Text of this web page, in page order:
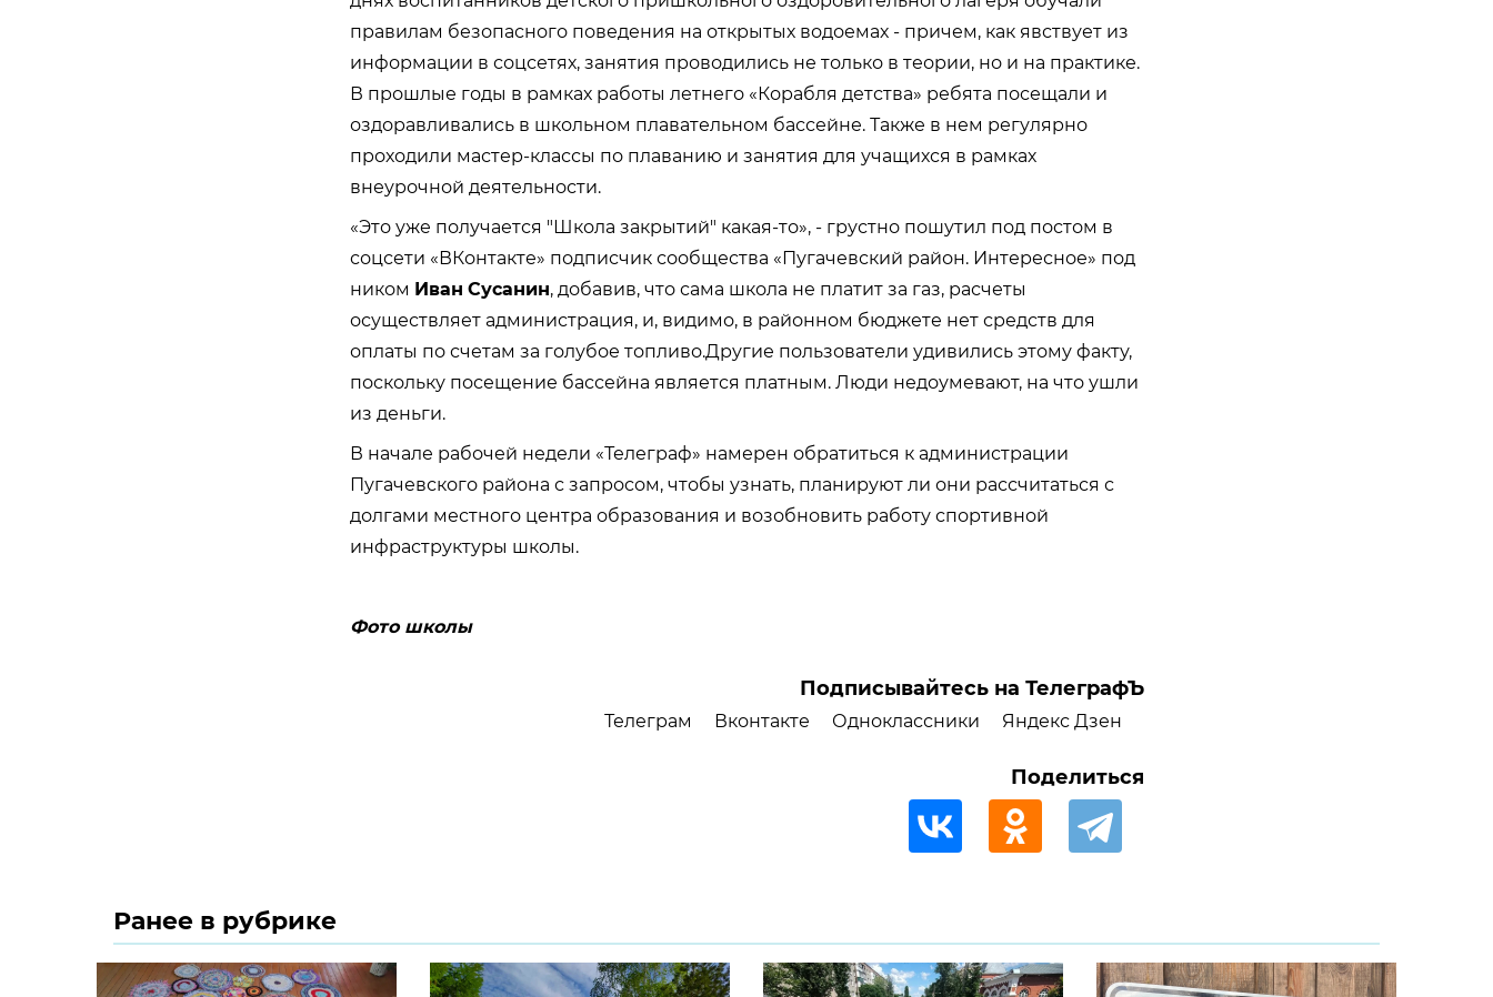
правилам безопасного поведения на открытых водоемах - причем, как явствует из
информации в соцсетях, занятия проводились не только в теории, но и на практике.
В прошлые годы в рамках работы летнего «Корабля детства» ребята посещали и
оздоравливались в школьном плавательном бассейне. Также в нем регулярно
проходили мастер-классы по плаванию и занятия для учащихся в рамках
внеурочной деятельности.
«Это уже получается "Школа закрытий" какая-то», - грустно пошутил под постом в
соцсети «ВКонтакте» подписчик сообщества «Пугачевский район. Интересное» под
ником Иван Сусанин, добавив, что сама школа не платит за газ, расчеты
осуществляет администрация, и, видимо, в районном бюджете нет средств для
оплаты по счетам за голубое топливо.Другие пользователи удивились этому факту,
поскольку посещение бассейна является платным. Люди недоумевают, на что ушли
из деньги.
В начале рабочей недели «Телеграф» намерен обратиться к администрации
Пугачевского района с запросом, чтобы узнать, планируют ли они рассчитаться с
долгами местного центра образования и возобновить работу спортивной
инфраструктуры школы.
Фото школы
Подписывайтесь на ТелеграфЪ
Телеграм Вконтакте Одноклассники Яндекс Дзен
Поделиться
Ранее в рубрике